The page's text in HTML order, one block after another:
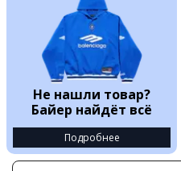
Не нашли товар?
Байер найдёт всё
Подробнее